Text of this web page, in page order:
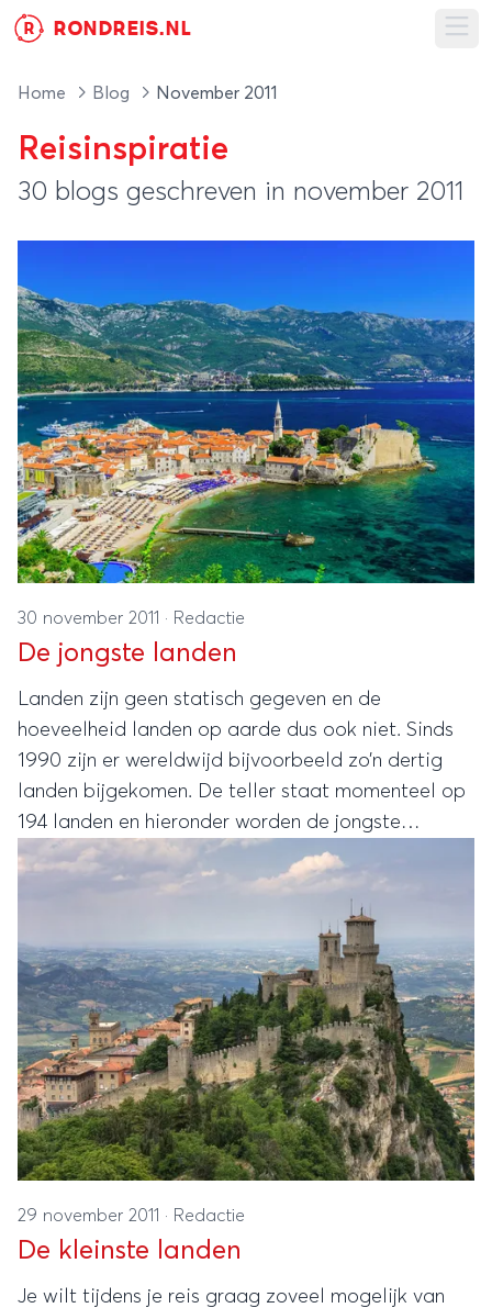
R RONDREIS.NL
Home Blog November 2011
Reisinspiratie
30 blogs geschreven in november 2011
30 november 2011 · Redactie
De jongste landen
Landen zijn geen statisch gegeven en de
hoeveelheid landen op aarde dus ook niet. Sinds
1990 zijn er wereldwijd bijvoorbeeld zo’n dertig
landen bijgekomen. De teller staat momenteel op
194 landen en hieronder worden de jongste
beschreven.
29 november 2011 · Redactie
De kleinste landen
Je wilt tijdens je reis graag zoveel mogelijk van